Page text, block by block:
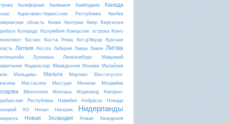
Калифорния Калмыкия Камбоджия Канада
Карачаево-Черкесская Республика
Квебек
область
Кения Кентукки Кипр Киргизия
Колорадо Колумбия Коморские острова Конго
Косово Коста Рика Кот-д'Ивуар
Курская
Латвия Лесото Либерия Ливан Ливия Литва
Луизиана Люксембург
Маврикий
Мадагаскар Македония Малави Малайзия
Мальдивы Мальта Марокко Массачусетс
Миссисипи Миссури Мичиган Мозамбик
Монголия Монтана Мэриленд
Нагорно-
Республика
Намибия Небраска
Невада
АО
Непал Нигерия Нидерланды
Новая Зеландия Новая Каледония